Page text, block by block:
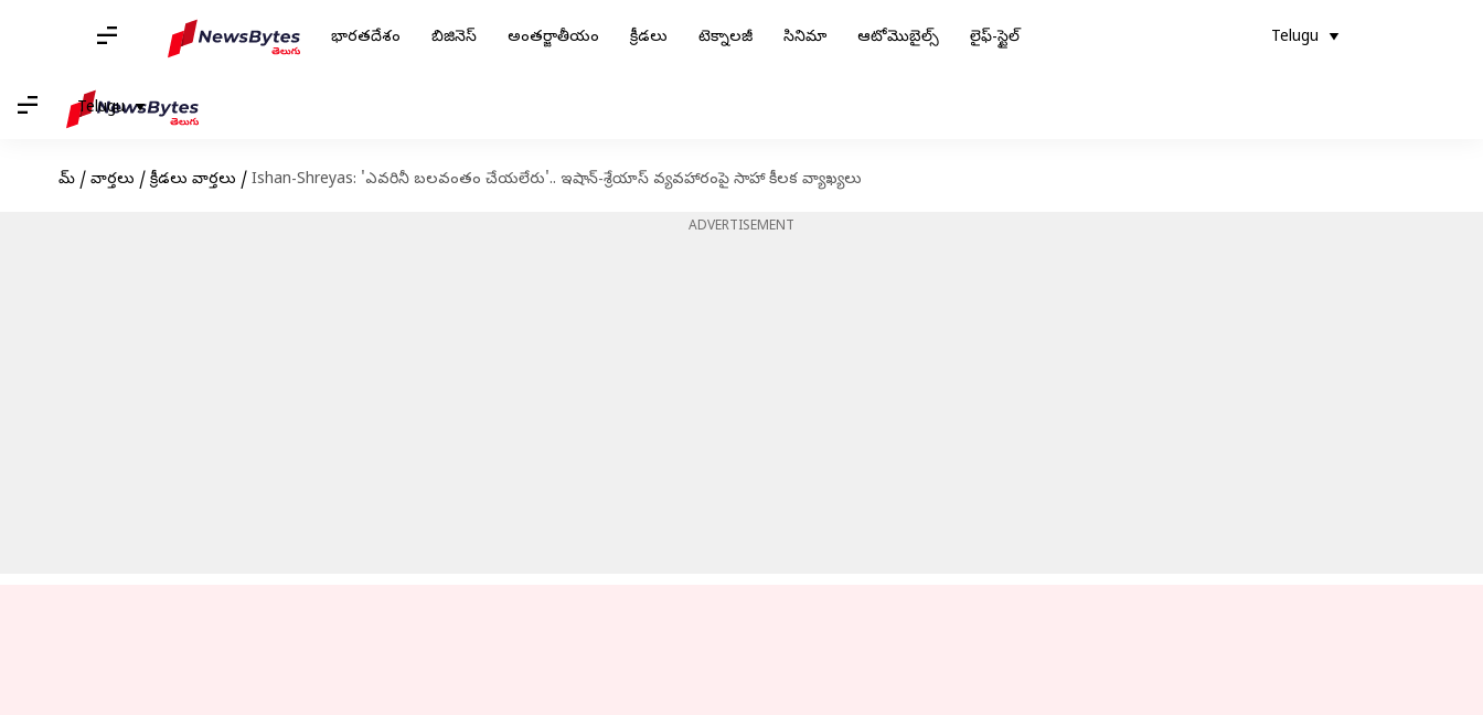
భారతదేశం బిజినెస్ అంతర్జాతీయం క్రీడలు టెక్నాలజీ సినిమా ఆటోమొబైల్స్ లైఫ్-స్టైల్ Telugu
Telugu
హోమ్ / వార్తలు / క్రీడలు వార్తలు / Ishan-Shreyas: 'ఎవరినీ బలవంతం చేయలేరు'.. ఇషాన్-శ్రేయాస్‌ వ్యవహారంపై సాహా కీలక వ్యాఖ్యలు
ADVERTISEMENT